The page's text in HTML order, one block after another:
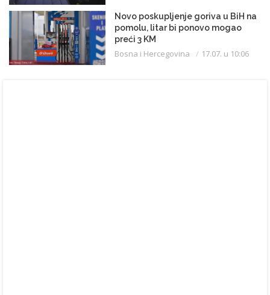
Novo poskupljenje goriva u BiH na
pomolu, litar bi ponovo mogao
preći 3 KM
Bosna i Hercegovina 17.07. u 10:06